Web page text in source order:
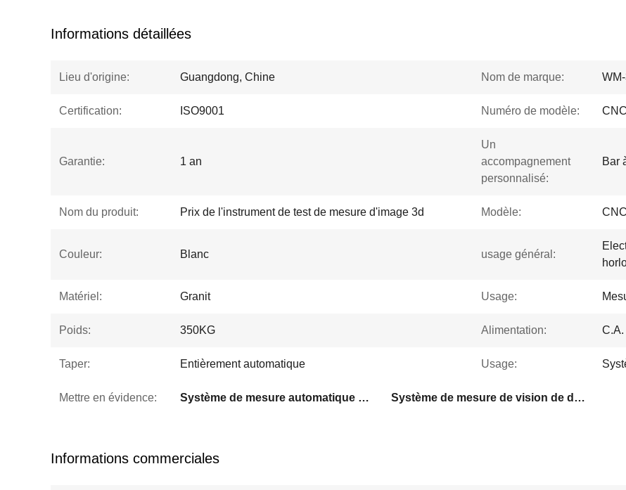
Informations détaillées
Lieu d'origine: Guangdong, Chine Nom de marque:
Certification: ISO9001 Numéro de modèle:
Garantie: 1 an
Un
accompagnement
personnalisé:
Bar
Nom du produit: Prix ​​de l'instrument de test de mesure d'image 3d Modèle:
Couleur: Blanc usage général:
Matériel: Granit Usage:
Poids: 350KG Alimentation: C.A.
Taper: Entièrement automatique Usage:
Mettre en évidence: Système de mesure automatique de vision Système de mesure de vision de détection en métal
Informations commerciales